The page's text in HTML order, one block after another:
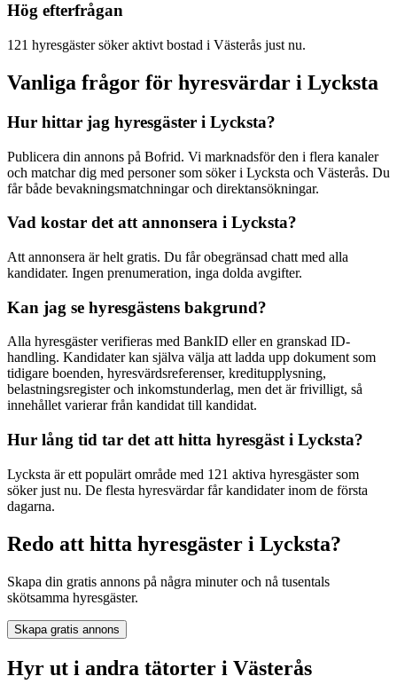
Hög efterfrågan
121 hyresgäster söker aktivt bostad i Västerås just nu.
Vanliga frågor för hyresvärdar i Lycksta
Hur hittar jag hyresgäster i Lycksta?
Publicera din annons på Bofrid. Vi marknadsför den i flera kanaler
och matchar dig med personer som söker i Lycksta och Västerås. Du
får både bevakningsmatchningar och direktansökningar.
Vad kostar det att annonsera i Lycksta?
Att annonsera är helt gratis. Du får obegränsad chatt med alla
kandidater. Ingen prenumeration, inga dolda avgifter.
Kan jag se hyresgästens bakgrund?
Alla hyresgäster verifieras med BankID eller en granskad ID-
handling. Kandidater kan själva välja att ladda upp dokument som
tidigare boenden, hyresvärdsreferenser, kreditupplysning,
belastningsregister och inkomstunderlag, men det är frivilligt, så
innehållet varierar från kandidat till kandidat.
Hur lång tid tar det att hitta hyresgäst i Lycksta?
Lycksta är ett populärt område med 121 aktiva hyresgäster som
söker just nu. De flesta hyresvärdar får kandidater inom de första
dagarna.
Redo att hitta hyresgäster i Lycksta?
Skapa din gratis annons på några minuter och nå tusentals
skötsamma hyresgäster.
Skapa gratis annons
Hyr ut i andra tätorter i Västerås